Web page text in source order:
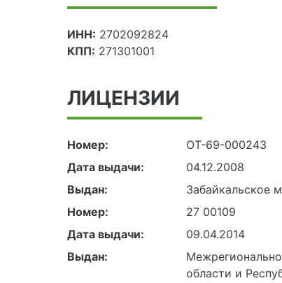
ИНН: 2702092824
КПП: 271301001
ЛИЦЕНЗИИ
Номер:
ОТ-69-000243
Дата выдачи:
04.12.2008
Выдан:
Забайкальское
Номер:
27 00109
Дата выдачи:
09.04.2014
Выдан:
области и